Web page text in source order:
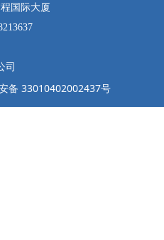
国际大厦
司
备 33010402002437号